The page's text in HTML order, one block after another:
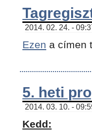
2014. 02. 24. -
Ezen a címen
5. heti
2014. 03. 10. -
Kedd: